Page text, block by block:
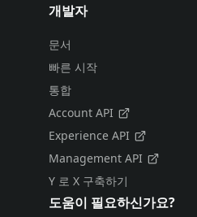
개발자
문서
빠른 시작
통합
Account API
Experience API
Management API
Y 로 X 구축하기
도움이 필요하신가요?